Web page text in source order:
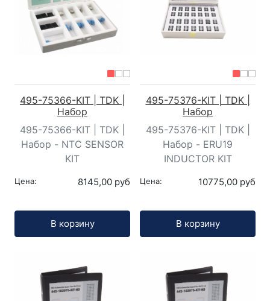
495-75366-KIT | TDK |
Набор
495-75366-KIT | TDK |
Набор - NTC SENSOR
KIT
Цена: 8145,00 руб
В корзину
495-75376-KIT | TDK |
Набор
495-75376-KIT | TDK |
Набор - ERU19
INDUCTOR KIT
Цена: 10775,00 руб
В корзину